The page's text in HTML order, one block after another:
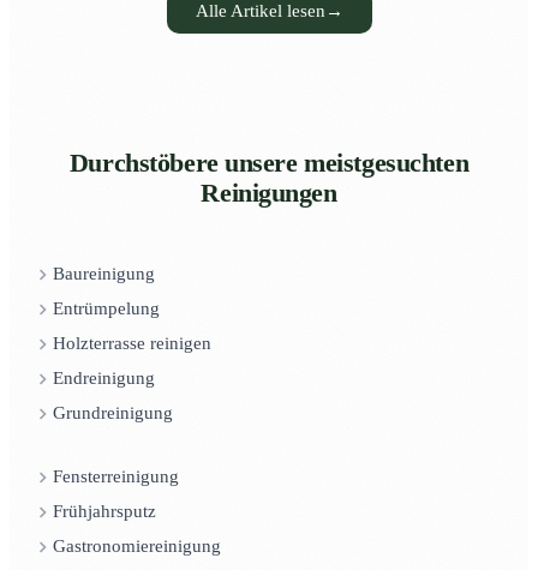
Alle Artikel lesen →
Durchstöbere unsere meistgesuchten
Reinigungen
Baureinigung
Entrümpelung
Holzterrasse reinigen
Endreinigung
Grundreinigung
Fensterreinigung
Frühjahrsputz
Gastronomiereinigung